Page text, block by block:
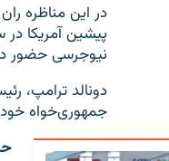
در این مناظره
پیشین آمریکا
نیوجرسی حضور
دونالد ترامپ،
جمهوری‌خواه